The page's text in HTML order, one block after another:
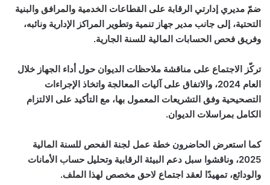
ضمّ مديري إدارتي الرقابة على القطاعات الخدمية والمرافق والبنية
التحتية، إلى جانب مدير جهاز تنمية وتطوير المراكز الإدارية ونائبه،
وفريق فحص الحسابات المالية للسنة الجارية.
تركّز الاجتماع على مناقشة ملاحظات الديوان حول أداء الجهاز خلال
العام 2024، والاتفاق على آليات المعالجة واتخاذ الإجراءات
التصحيحية وفق التشريعات المعمول بها، مع التأكيد على الالتزام
الكامل بمراسلات الديوان.
كما استعرض الحاضرون خطة عمل لجنة الفحص للسنة المالية
2025، وناقشوا سبل دعم البيئة الرقابية وتحليل حساب الأمانات
والودائع، تمهيدًا لعقد اجتماع لاحق مخصص لهذا الملف.